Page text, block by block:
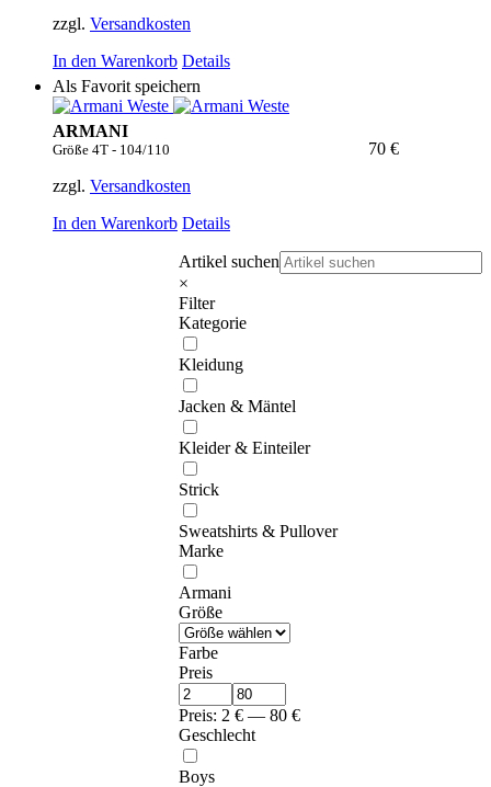
zzgl. Versandkosten
In den Warenkorb Details
Als Favorit speichern
ARMANI
Größe 4T - 104/110
70 €
zzgl. Versandkosten
In den Warenkorb Details
Artikel suchen
×
Filter
Kategorie
Kleidung
Jacken & Mäntel
Kleider & Einteiler
Strick
Sweatshirts & Pullover
Marke
Armani
Größe
Farbe
Preis
Preis: 2 € — 80 €
Geschlecht
Boys